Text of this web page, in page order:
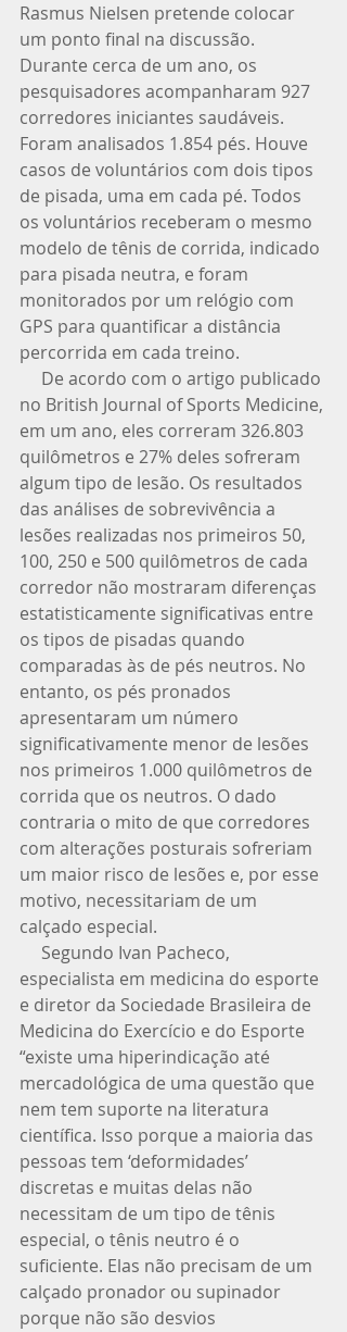
Rasmus Nielsen pretende colocar
um ponto final na discussão.
Durante cerca de um ano, os
pesquisadores acompanharam 927
corredores iniciantes saudáveis.
Foram analisados 1.854 pés. Houve
casos de voluntários com dois tipos
de pisada, uma em cada pé. Todos
os voluntários receberam o mesmo
modelo de tênis de corrida, indicado
para pisada neutra, e foram
monitorados por um relógio com
GPS para quantificar a distância
percorrida em cada treino.
no British Journal of Sports Medicine,
em um ano, eles correram 326.803
quilômetros e 27% deles sofreram
algum tipo de lesão. Os resultados
das análises de sobrevivência a
lesões realizadas nos primeiros 50,
100, 250 e 500 quilômetros de cada
corredor não mostraram diferenças
estatisticamente significativas entre
os tipos de pisadas quando
comparadas às de pés neutros. No
entanto, os pés pronados
apresentaram um número
significativamente menor de lesões
nos primeiros 1.000 quilômetros de
corrida que os neutros. O dado
contraria o mito de que corredores
com alterações posturais sofreriam
um maior risco de lesões e, por esse
motivo, necessitariam de um
calçado especial.
especialista em medicina do esporte
e diretor da Sociedade Brasileira de
Medicina do Exercício e do Esporte
“existe uma hiperindicação até
mercadológica de uma questão que
nem tem suporte na literatura
científica. Isso porque a maioria das
pessoas tem ‘deformidades’
discretas e muitas delas não
necessitam de um tipo de tênis
especial, o tênis neutro é o
suficiente. Elas não precisam de um
calçado pronador ou supinador
porque não são desvios